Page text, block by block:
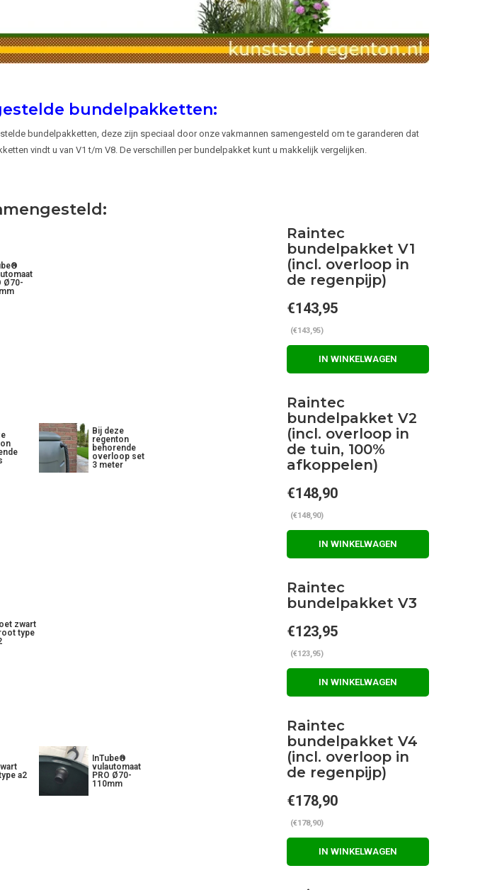
bundelpakketten:
bundelpakketten, deze zijn speciaal door onze vakmannen samengesteld om te garanderen dat
vindt u van V1 t/m V8. De verschillen per bundelpakket kunt u makkelijk vergelijken.
Ø70-
Raintec
bundelpakket V1
(incl. overloop in
de regenpijp)
€143,95
(€143,95)
IN WINKELWAGEN
Bij deze
regenton
behorende
overloop set
3 meter
Raintec
bundelpakket V2
(incl. overloop in
de tuin, 100%
afkoppelen)
€148,90
(€148,90)
IN WINKELWAGEN
zwart
type
Raintec
bundelpakket V3
€123,95
(€123,95)
IN WINKELWAGEN
a2
InTube®
vulautomaat
PRO Ø70-
110mm
Raintec
bundelpakket V4
(incl. overloop in
de regenpijp)
€178,90
(€178,90)
IN WINKELWAGEN